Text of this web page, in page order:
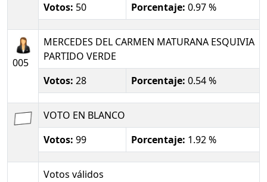
Votos: 50 Porcentaje: 0.97 %
005
MERCEDES DEL CARMEN MATURANA ESQUIVIA
PARTIDO VERDE
Votos: 28 Porcentaje: 0.54 %
VOTO EN BLANCO
Votos: 99 Porcentaje: 1.92 %
Votos válidos